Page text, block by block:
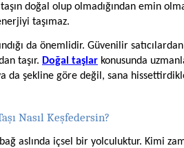
doğal olup olmadığından emin
taşımaz.
da önemlidir. Güvenilir
taşır. Doğal taşlar konusunda
da şekline göre değil, sana
Nasıl Keşfedersin?
aslında içsel bir yolculuktur. Kimi